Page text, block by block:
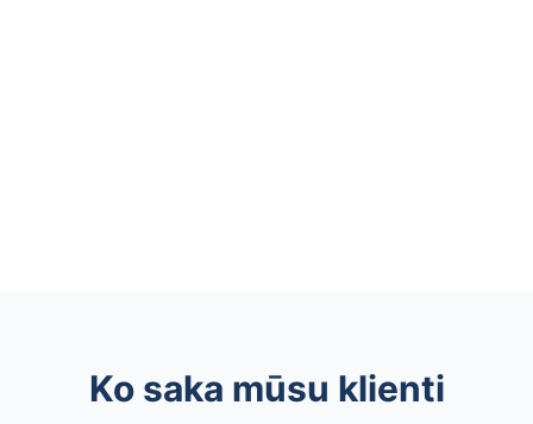
Ko saka mūsu klienti